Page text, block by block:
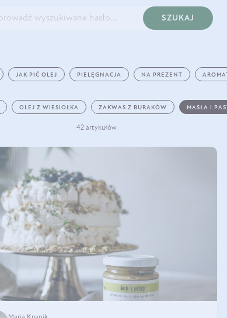
SZUKAJ
JAK PIĆ OLEJ PIELĘGNACJA NA PREZENT
OLEJ Z WIESIOŁKA ZAKWAS Z BURAKÓW MASŁA I
42 artykułów